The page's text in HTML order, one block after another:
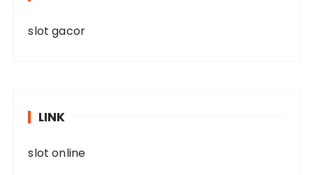
slot gacor
LINK
slot online